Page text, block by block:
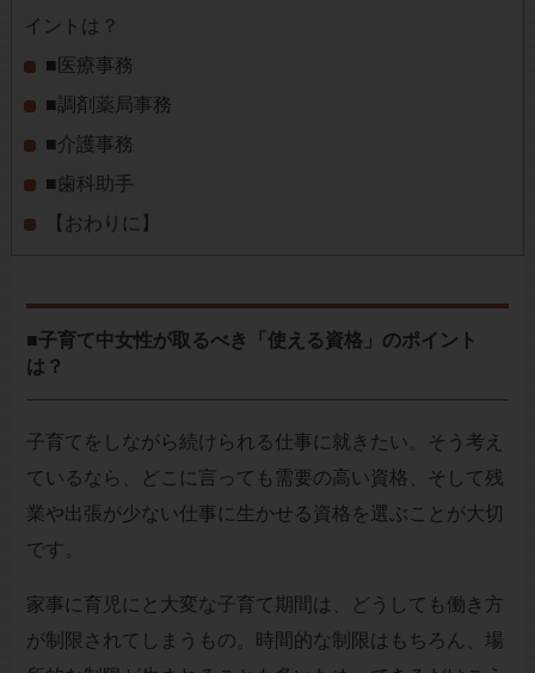
イントは？
■医療事務
■調剤薬局事務
■介護事務
■歯科助手
【おわりに】
■子育て中女性が取るべき「使える資格」のポイント
は？
子育てをしながら続けられる仕事に就きたい。そう考え
ているなら、どこに言っても需要の高い資格、そして残
業や出張が少ない仕事に生かせる資格を選ぶことが大切
です。
家事に育児にと大変な子育て期間は、どうしても働き方
が制限されてしまうもの。時間的な制限はもちろん、場